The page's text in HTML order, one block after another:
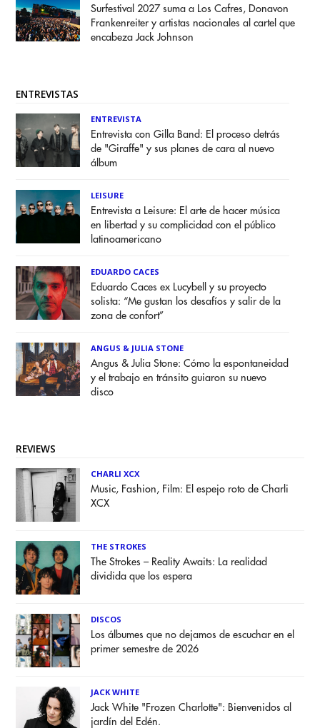
Surfestival 2027 suma a Los Cafres, Donavon
Frankenreiter y artistas nacionales al cartel que
encabeza Jack Johnson
ENTREVISTAS
ENTREVISTA
Entrevista con Gilla Band: El proceso detrás
de "Giraffe" y sus planes de cara al nuevo
álbum
LEISURE
Entrevista a Leisure: El arte de hacer música
en libertad y su complicidad con el público
latinoamericano
EDUARDO CACES
Eduardo Caces ex Lucybell y su proyecto
solista: “Me gustan los desafíos y salir de la
zona de confort”
ANGUS & JULIA STONE
Angus & Julia Stone: Cómo la espontaneidad
y el trabajo en tránsito guiaron su nuevo
disco
REVIEWS
CHARLI XCX
Music, Fashion, Film: El espejo roto de Charli
XCX
THE STROKES
The Strokes – Reality Awaits: La realidad
dividida que los espera
DISCOS
Los álbumes que no dejamos de escuchar en el
primer semestre de 2026
JACK WHITE
Jack White "Frozen Charlotte": Bienvenidos al
jardín del Edén.